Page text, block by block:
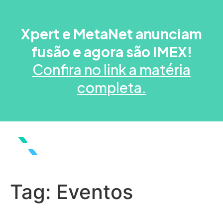
Xpert e MetaNet anunciam
fusão e agora são IMEX!
Confira no link a matéria
completa.
Tag: Eventos